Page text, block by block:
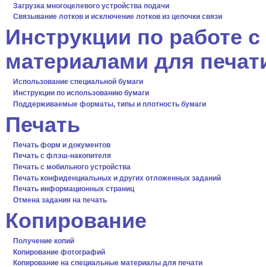
Загрузка многоцелевого устройства подачи
Связывание лотков и исключение лотков из цепочки связи
Инструкции по работе
материалами для
Использование специальной бумаги
Инструкции по использованию бумаги
Поддерживаемые форматы, типы и плотность бумаги
Печать
Печать форм и документов
Печать с флэш-накопителя
Печать с мобильного устройства
Печать конфиденциальных и других отложенных заданий
Печать информационных страниц
Отмена задания на печать
Копирование
Получение копий
Копирование фотографий
Копирование на специальные материалы для печати